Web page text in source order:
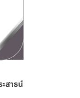
สาธน์